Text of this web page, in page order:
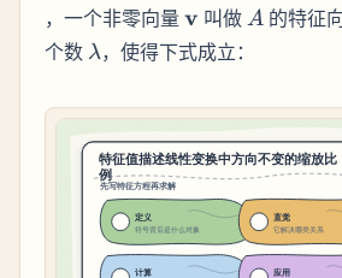
，一个非零向量 \mathbf{v}
v 叫做A
A 的特征
个数 \lambda
λ，使得下式成立：